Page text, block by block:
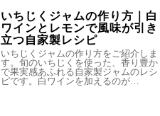
いちじくジャムの作り方｜白
ワインとレモンで風味が引き
立つ自家製レシピ
いちじくジャムの作り方をご紹介しま
す。旬のいちじくを使った、香り豊か
で果実感あふれる自家製ジャムのレシ
ピです。白ワインを加えるのが…